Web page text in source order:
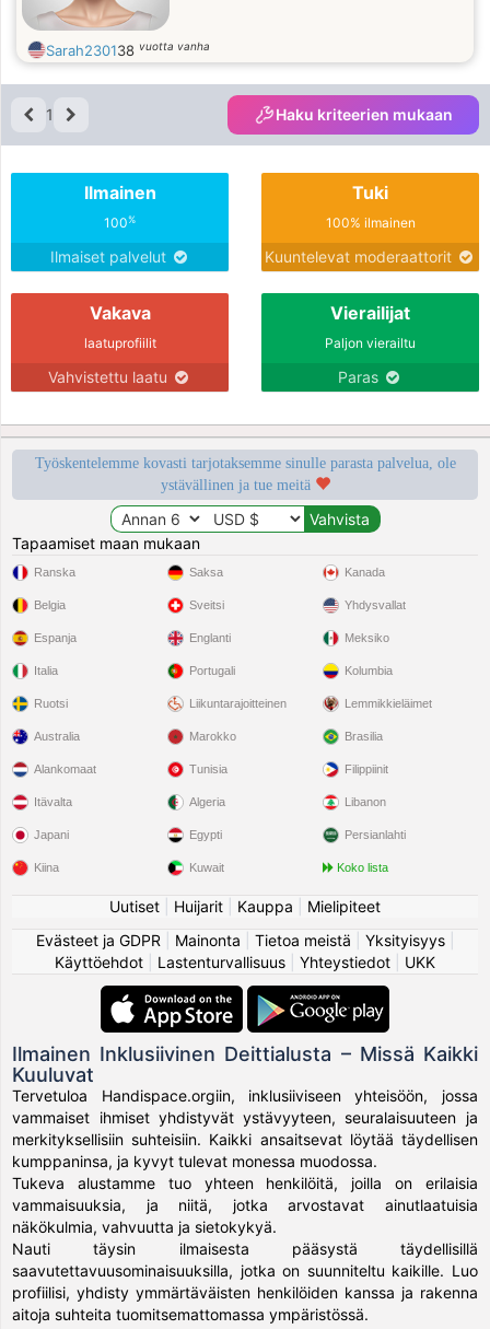
Sarah230138 vuotta vanha
1 Haku kriteerien mukaan
Ilmainen
100%
Ilmaiset palvelut
Tuki
100% ilmainen
Kuuntelevat moderaattorit
Vakava
laatuprofiilit
Vahvistettu laatu
Vierailijat
Paljon vierailtu
Paras
Työskentelemme kovasti tarjotaksemme sinulle parasta palvelua, ole
ystävällinen ja tue meitä
Tapaamiset maan mukaan
Ranska
Belgia
Espanja
Italia
Ruotsi
Saksa
Sveitsi
Englanti
Portugali
Liikuntarajoitteinen
Kanada
Yhdysvallat
Meksiko
Kolumbia
Lemmikkieläimet
Australia
Alankomaat
Itävalta
Japani
Kiina
Marokko
Tunisia
Algeria
Egypti
Kuwait
Brasilia
Filippiinit
Libanon
Persianlahti
Koko lista
Uutiset Huijarit Kauppa
Mielipiteet
Evästeet ja GDPR
Mainonta Tietoa meistä Yksityisyys|
Käyttöehdot
Lastenturvallisuus Yhteystiedot UKK
Ilmainen Inklusiivinen Deittialusta – Missä Kaikki
Kuuluvat
Tervetuloa Handispace.orgiin, inklusiiviseen yhteisöön, jossa
vammaiset ihmiset yhdistyvät ystävyyteen, seuralaisuuteen ja
merkityksellisiin suhteisiin. Kaikki ansaitsevat löytää täydellisen
kumppaninsa, ja kyvyt tulevat monessa muodossa.
Tukeva alustamme tuo yhteen henkilöitä, joilla on erilaisia
vammaisuuksia, ja niitä, jotka arvostavat ainutlaatuisia
näkökulmia, vahvuutta ja sietokykyä.
Nauti täysin ilmaisesta pääsystä täydellisillä
saavutettavuusominaisuuksilla, jotka on suunniteltu kaikille. Luo
profiilisi, yhdisty ymmärtäväisten henkilöiden kanssa ja rakenna
aitoja suhteita tuomitsemattomassa ympäristössä.